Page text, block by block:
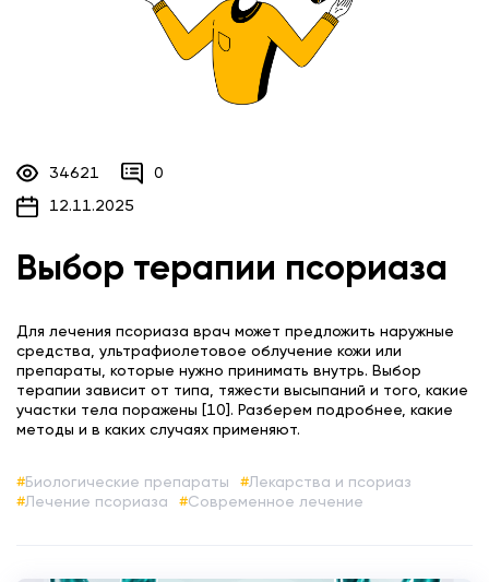
34621 0
12.11.2025
Выбор терапии псориаза
Для лечения псориаза врач может предложить наружные
средства, ультрафиолетовое облучение кожи или
препараты, которые нужно принимать внутрь. Выбор
терапии зависит от типа, тяжести высыпаний и того, какие
участки тела поражены [10]. Разберем подробнее, какие
методы и в каких случаях применяют.
Биологические препараты
Лекарства и псориаз
Лечение псориаза
Современное лечение